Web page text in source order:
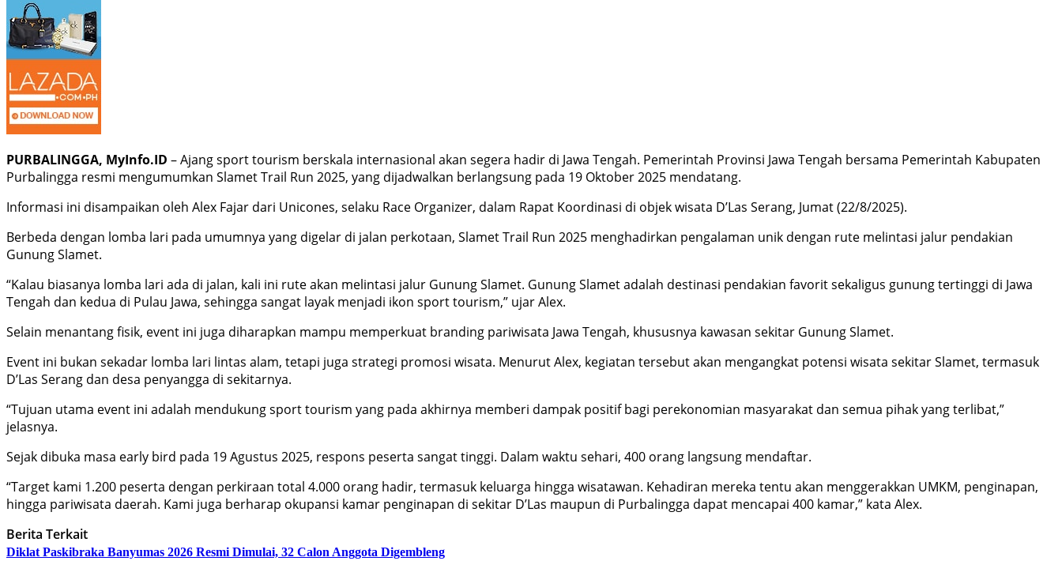
PURBALINGGA, MyInfo.ID – Ajang sport tourism berskala internasional akan segera hadir di Jawa Tengah. Pemerintah Provinsi Jawa Tengah bersama Pemerintah Kabupaten
Purbalingga resmi mengumumkan Slamet Trail Run 2025, yang dijadwalkan berlangsung pada 19 Oktober 2025 mendatang.
Informasi ini disampaikan oleh Alex Fajar dari Unicones, selaku Race Organizer, dalam Rapat Koordinasi di objek wisata D’Las Serang, Jumat (22/8/2025).
Berbeda dengan lomba lari pada umumnya yang digelar di jalan perkotaan, Slamet Trail Run 2025 menghadirkan pengalaman unik dengan rute melintasi jalur pendakian
Gunung Slamet.
“Kalau biasanya lomba lari ada di jalan, kali ini rute akan melintasi jalur Gunung Slamet. Gunung Slamet adalah destinasi pendakian favorit sekaligus gunung tertinggi di Jawa
Tengah dan kedua di Pulau Jawa, sehingga sangat layak menjadi ikon sport tourism,” ujar Alex.
Selain menantang fisik, event ini juga diharapkan mampu memperkuat branding pariwisata Jawa Tengah, khususnya kawasan sekitar Gunung Slamet.
Event ini bukan sekadar lomba lari lintas alam, tetapi juga strategi promosi wisata. Menurut Alex, kegiatan tersebut akan mengangkat potensi wisata sekitar Slamet, termasuk
D’Las Serang dan desa penyangga di sekitarnya.
“Tujuan utama event ini adalah mendukung sport tourism yang pada akhirnya memberi dampak positif bagi perekonomian masyarakat dan semua pihak yang terlibat,”
jelasnya.
Sejak dibuka masa early bird pada 19 Agustus 2025, respons peserta sangat tinggi. Dalam waktu sehari, 400 orang langsung mendaftar.
“Target kami 1.200 peserta dengan perkiraan total 4.000 orang hadir, termasuk keluarga hingga wisatawan. Kehadiran mereka tentu akan menggerakkan UMKM, penginapan,
hingga pariwisata daerah. Kami juga berharap okupansi kamar penginapan di sekitar D’Las maupun di Purbalingga dapat mencapai 400 kamar,” kata Alex.
Berita Terkait
Diklat Paskibraka Banyumas 2026 Resmi Dimulai, 32 Calon Anggota Digembleng